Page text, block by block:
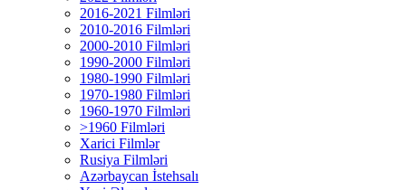
2016-2021 Filmləri
2010-2016 Filmləri
2000-2010 Filmləri
1990-2000 Filmləri
1980-1990 Filmləri
1970-1980 Filmləri
1960-1970 Filmləri
>1960 Filmləri
Xarici Filmlər
Rusiya Filmləri
Azərbaycan İstehsalı